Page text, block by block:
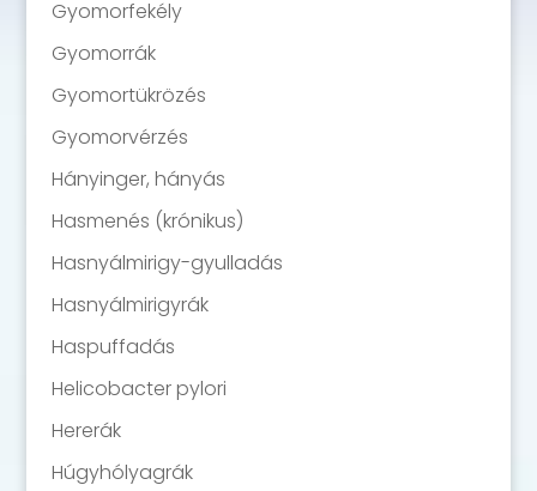
Gyomorfekély
Gyomorrák
Gyomortükrözés
Gyomorvérzés
Hányinger, hányás
Hasmenés (krónikus)
Hasnyálmirigy-gyulladás
Hasnyálmirigyrák
Haspuffadás
Helicobacter pylori
Hererák
Húgyhólyagrák